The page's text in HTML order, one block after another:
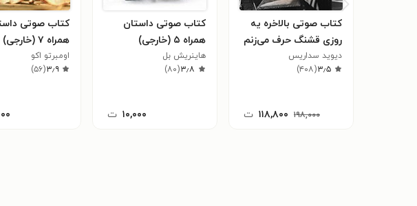
کتاب صوتی بالاخره یه
روزی قشنگ حرف می‌زنم
دیوید سداریس
۳٫۵(۴۰۸)
۱۹۸,۰۰۰ ۱۱۸,۸۰۰ ت
کتاب صوتی داستان
همراه ۵ (خارجی)
هاینریش بل
۳٫۸(۸۰)
۱۰,۰۰۰ ت
کتاب صوتی
همراه ۷ (خارجی)
اومبرتو اکو
۳٫۹(۵۶)